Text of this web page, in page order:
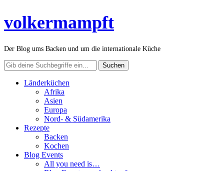
volkermampft
Der Blog ums Backen und um die internationale Küche
Länderküchen
Afrika
Asien
Europa
Nord- & Südamerika
Rezepte
Backen
Kochen
Blog Events
All you need is…